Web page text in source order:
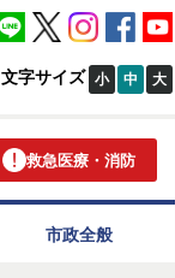
文字サイズ 小 中 大
救急医療・消防
市政全般